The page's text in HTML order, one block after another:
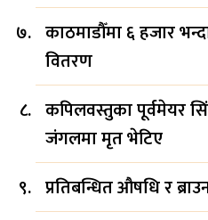
काठमाडौँमा ६ हजार
वितरण
कपिलवस्तुका पूर्वमेयर
जंगलमा मृत भेटिए
प्रतिबन्धित औषधि र